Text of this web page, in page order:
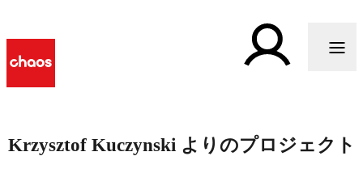
Krzysztof Kuczynski よりのプロジェクト